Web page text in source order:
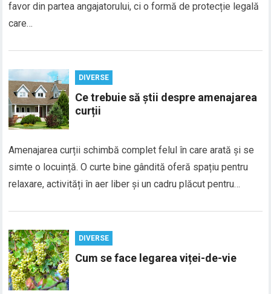
favor din partea angajatorului, ci o formă de protecție legală
care…
DIVERSE
Ce trebuie să știi despre amenajarea
curții
Amenajarea curții schimbă complet felul în care arată și se
simte o locuință. O curte bine gândită oferă spațiu pentru
relaxare, activități în aer liber și un cadru plăcut pentru…
DIVERSE
Cum se face legarea viței-de-vie